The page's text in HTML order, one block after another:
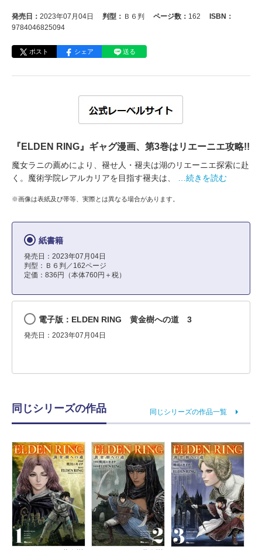
発売日： 2023年07月04日 判型： Ｂ６判 ページ数： 162
ISBN：
9784046825094
ポスト シェア 送る
『ELDEN RING』ギャグ漫画、第3巻はリエーニエ攻略!!
魔女ラニの薦めにより、褪せ人・褪夫は湖のリエーニエ探索に赴
く。魔術学院レアルカリアを目指す褪夫は、
…続きを読む
※画像は表紙及び帯等、実際とは異なる場合があります。
紙書籍
発売日：2023年07月04日
判型：Ｂ６判／162ページ
定価：836円（本体760円＋税）
電子版：ELDEN RING 黄金樹への道 3
発売日：2023年07月04日
同じシリーズの作品 同じシリーズの作品一覧